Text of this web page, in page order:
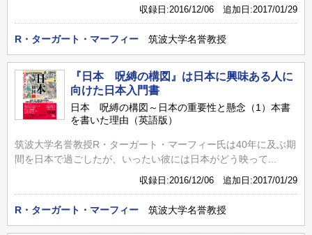
収録日:2016/12/06 追加日:2017/01/29
R・ターガート・マーフィー 筑波大学名誉教授
『日本 呪縛の構図』は日本に興味ある人に
向けた日本入門書
日本 呪縛の構図～日本の重要性と懸念（1）本書
を書いた理由（英語版）
筑波大学名誉教授R・ターガート・マーフィー氏は40年に及ぶ期
間を日本で過ごしたが、いったい彼には日本がどう映って...
収録日:2016/12/06 追加日:2017/01/29
R・ターガート・マーフィー 筑波大学名誉教授